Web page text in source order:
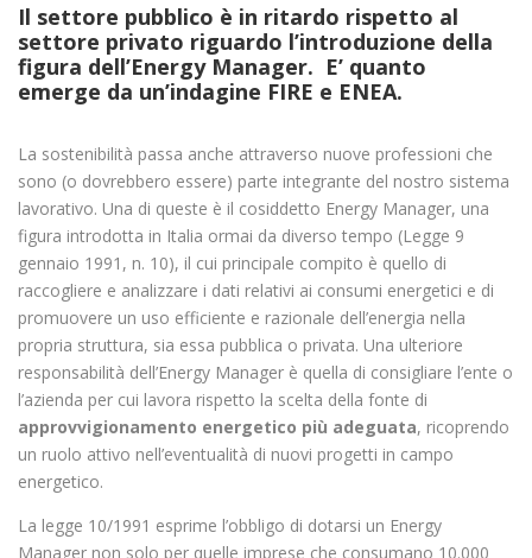
Il settore pubblico è in ritardo rispetto al
settore privato riguardo l’introduzione della
figura dell’Energy Manager. E’ quanto
emerge da un’indagine FIRE e ENEA.
La sostenibilità passa anche attraverso nuove professioni che
sono (o dovrebbero essere) parte integrante del nostro sistema
lavorativo. Una di queste è il cosiddetto Energy Manager, una
figura introdotta in Italia ormai da diverso tempo (Legge 9
gennaio 1991, n. 10), il cui principale compito è quello di
raccogliere e analizzare i dati relativi ai consumi energetici e di
promuovere un uso efficiente e razionale dell’energia nella
propria struttura, sia essa pubblica o privata. Una ulteriore
responsabilità dell’Energy Manager è quella di consigliare l’ente o
l’azienda per cui lavora rispetto la scelta della fonte di
approvvigionamento energetico più adeguata, ricoprendo
un ruolo attivo nell’eventualità di nuovi progetti in campo
energetico.
La legge 10/1991 esprime l’obbligo di dotarsi un Energy
Manager non solo per quelle imprese che consumano 10.000